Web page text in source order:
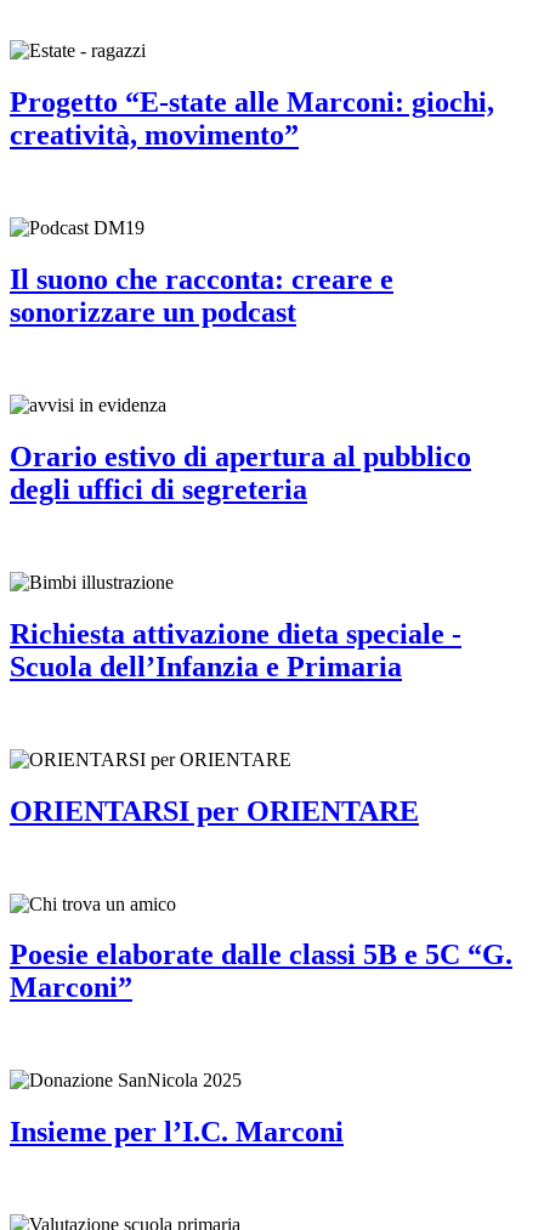
Progetto “E-state alle Marconi: giochi,
creatività, movimento”
Il suono che racconta: creare e
sonorizzare un podcast
Orario estivo di apertura al pubblico
degli uffici di segreteria
Richiesta attivazione dieta speciale -
Scuola dell’Infanzia e Primaria
ORIENTARSI per ORIENTARE
Poesie elaborate dalle classi 5B e 5C “G.
Marconi”
Insieme per l’I.C. Marconi